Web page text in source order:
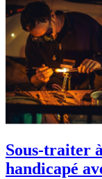
Sous-traiter
handicapé